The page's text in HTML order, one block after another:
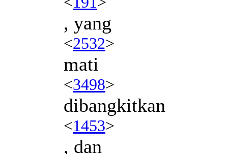
, yang
<2532>
mati
<3498>
dibangkitkan
<1453>
, dan